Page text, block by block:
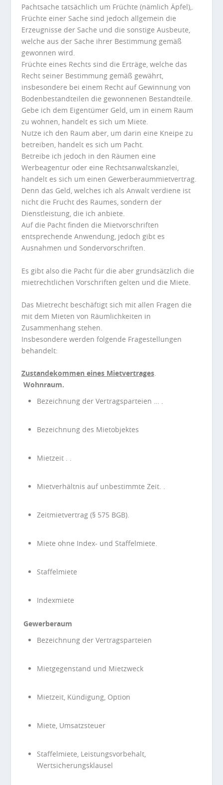
Pachtsache tatsächlich um Früchte (nämlich Äpfel),.
Früchte einer Sache sind jedoch allgemein die
Erzeugnisse der Sache und die sonstige Ausbeute,
welche aus der Sache ihrer Bestimmung gemäß
gewonnen wird.
Früchte eines Rechts sind die Erträge, welche das
Recht seiner Bestimmung gemäß gewährt,
insbesondere bei einem Recht auf Gewinnung von
Bodenbestandteilen die gewonnenen Bestandteile.
Gebe ich dem Eigentümer Geld, um in einem Raum
zu wohnen, handelt es sich um Miete.
Nutze ich den Raum aber, um darin eine Kneipe zu
betreiben, handelt es sich um Pacht.
Betreibe ich jedoch in den Räumen eine
Werbeagentur oder eine Rechtsanwaltskanzlei,
handelt es sich um einen Gewerberaummietvertrag.
Denn das Geld, welches ich als Anwalt verdiene ist
nicht die Frucht des Raumes, sondern der
Dienstleistung, die ich anbiete.
Auf die Pacht finden die Mietvorschriften
entsprechende Anwendung, jedoch gibt es
Ausnahmen und Sondervorschriften.
Es gibt also die Pacht für die aber grundsätzlich die
mietrechtlichen Vorschriften gelten und die Miete.
Das Mietrecht beschäftigt sich mit allen Fragen die
mit dem Mieten von Räumlichkeiten in
Zusammenhang stehen.
Insbesondere werden folgende Fragestellungen
behandelt:
Zustandekommen eines Mietvertrages.
Wohnraum.
Bezeichnung der Vertragsparteien … .
Bezeichnung des Mietobjektes
Mietzeit . .
Mietverhältnis auf unbestimmte Zeit. .
Zeitmietvertrag (§ 575 BGB).
Miete ohne Index- und Staffelmiete.
Staffelmiete
Indexmiete
Gewerberaum
Bezeichnung der Vertragsparteien
Mietgegenstand und Mietzweck
Mietzeit, Kündigung, Option
Miete, Umsatzsteuer
Staffelmiete, Leistungsvorbehalt,
Wertsicherungsklausel